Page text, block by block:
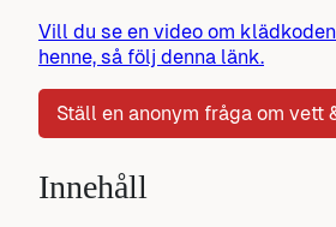
Vill du se en video om
henne, så följ denna länk.
Ställ en anonym fråga om vett
Innehåll